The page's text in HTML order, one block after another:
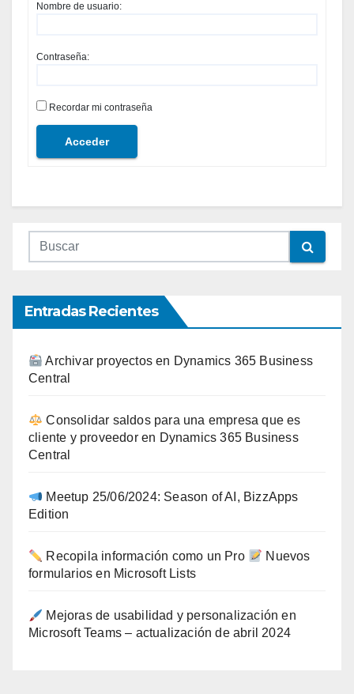
Nombre de usuario:
Contraseña:
Recordar mi contraseña
Acceder
Entradas Recientes
Archivar proyectos en Dynamics 365 Business
Central
Consolidar saldos para una empresa que es
cliente y proveedor en Dynamics 365 Business
Central
Meetup 25/06/2024: Season of AI, BizzApps
Edition
Recopila información como un Pro
Nuevos
formularios en Microsoft Lists
Mejoras de usabilidad y personalización en
Microsoft Teams – actualización de abril 2024